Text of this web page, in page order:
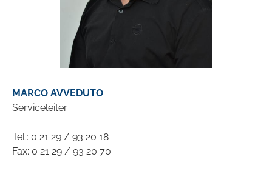
MARCO AVVEDUTO
Serviceleiter
Tel.: 0 21 29 / 93 20 18
Fax: 0 21 29 / 93 20 70